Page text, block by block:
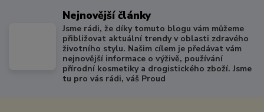
Nejnovější články
Jsme rádi, že díky tomuto blogu vám můžeme
přibližovat aktuální trendy v oblasti zdravého
životního stylu. Našim cílem je předávat vám
nejnovější informace o výživě, používání
přírodní kosmetiky a drogistického zboží. Jsme
tu pro vás rádi, váš Proud